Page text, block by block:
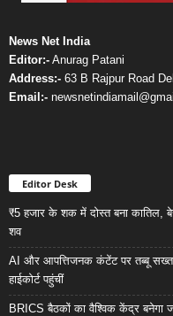
News Net India
Editor:- Anurag Patani
Address:- 63 B Rajpur Road
Email:-
Editor Desk
₹5 हजार के शक में दोस्त बना कातिल,
शव
AI और आपत्तिजनक कंटेंट पर तब्बू सख्त,
हाईकोर्ट पहुंचीं
BRICS बैठकों का वैश्विक केंद्र बनेगा